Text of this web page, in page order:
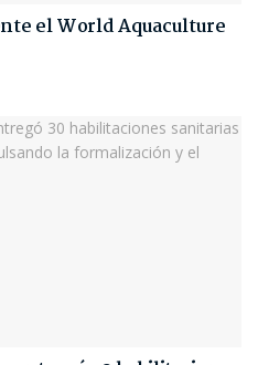
el World Aquaculture